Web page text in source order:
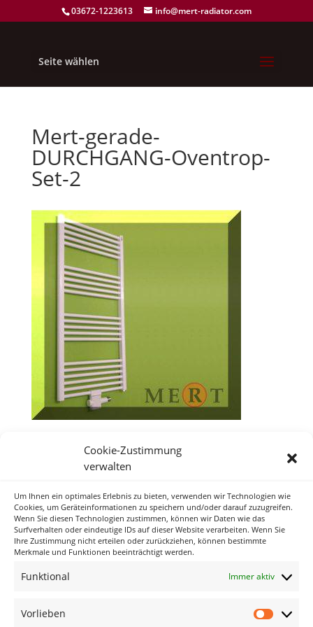
Cookie-Zustimmung
verwalten
Um Ihnen ein optimales Erlebnis zu bieten, verwenden wir Technologien wie
Cookies, um Geräteinformationen zu speichern und/oder darauf zuzugreifen.
Wenn Sie diesen Technologien zustimmen, können wir Daten wie das
Surfverhalten oder eindeutige IDs auf dieser Website verarbeiten. Wenn Sie
Ihre Zustimmung nicht erteilen oder zurückziehen, können bestimmte
Merkmale und Funktionen beeinträchtigt werden.
Funktional Immer aktiv
Vorlieben
03672-1223613 info@mert-radiator.com
Seite wählen
Mert-gerade-
DURCHGANG-Oventrop-
Set-2
Neueste Kommentare
Archiv
Keine Kategorien